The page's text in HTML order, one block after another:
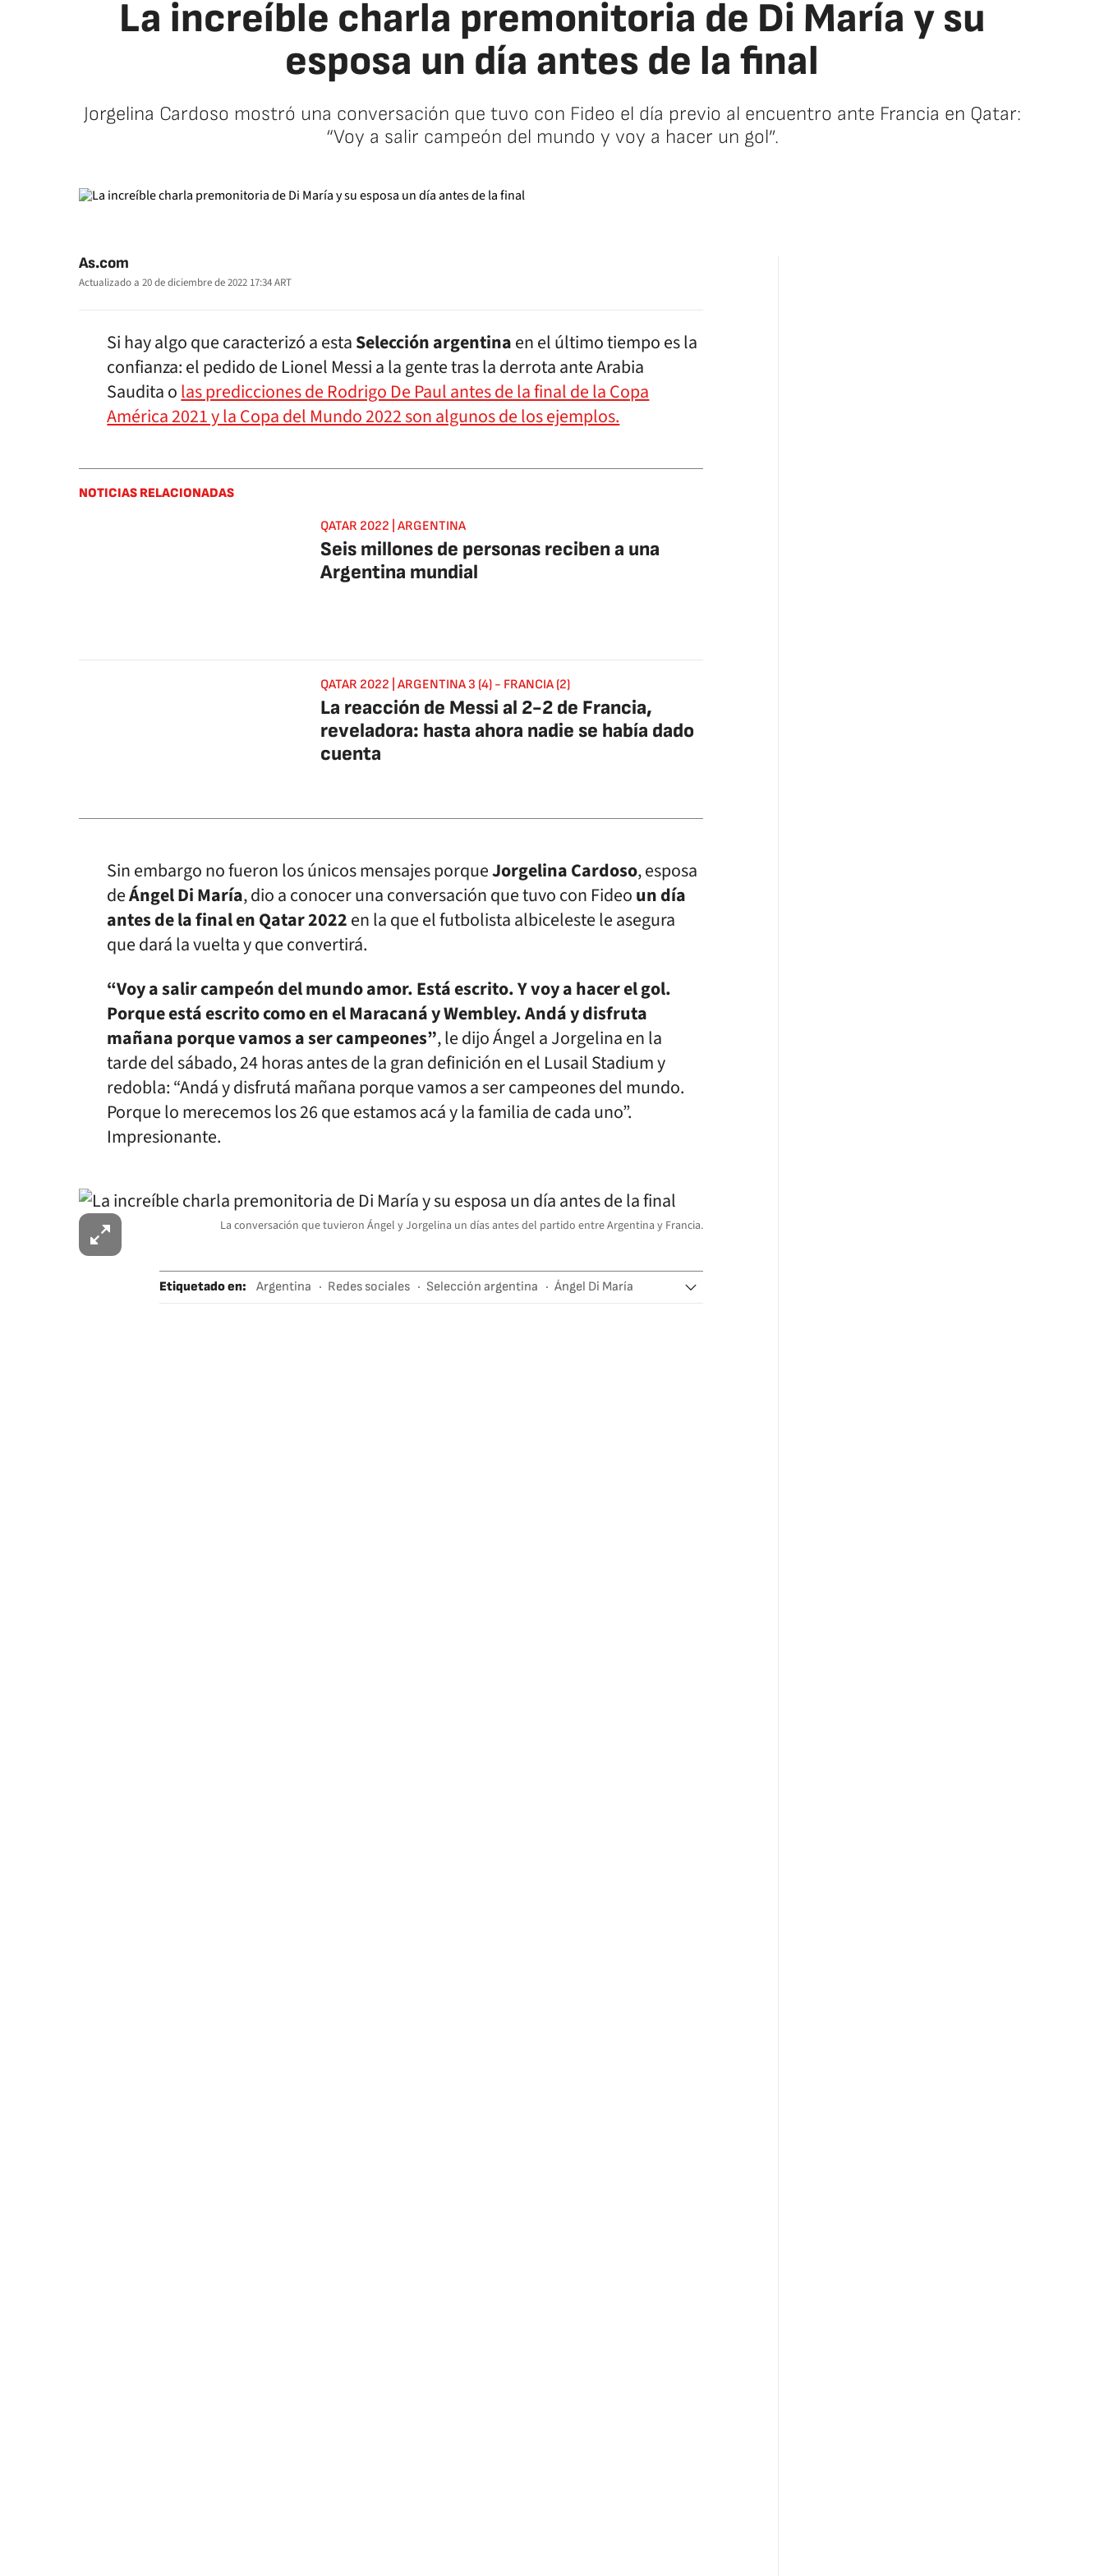
La increíble charla premonitoria de Di María y su
esposa un día antes de la final
Jorgelina Cardoso mostró una conversación que tuvo con Fideo el día previo al encuentro ante Francia en Qatar:
“Voy a salir campeón del mundo y voy a hacer un gol”.
As.com
Actualizado a 20 de diciembre de 2022 17:34ART
Si hay algo que caracterizó a estaSelección argentinaen el último tiempo es la
confianza: el pedido de Lionel Messi a la gente tras la derrota ante Arabia
Saudita olas predicciones de Rodrigo De Paul antes de la final de la Copa
América 2021 y la Copa del Mundo 2022 son algunos de los ejemplos.
NOTICIAS RELACIONADAS
QATAR 2022 | ARGENTINA
Seis millones de personas reciben a una
Argentina mundial
QATAR 2022 | ARGENTINA 3 (4) - FRANCIA (2)
La reacción de Messi al 2-2 de Francia,
reveladora: hasta ahora nadie se había dado
cuenta
Sin embargo no fueron los únicos mensajes porqueJorgelina Cardoso, esposa
deÁngel Di María, dio a conocer una conversación que tuvo con Fideoun día
antes de la final en Qatar 2022en la que el futbolista albiceleste le asegura
que dará la vuelta y que convertirá.
“Voy a salir campeón del mundo amor. Está escrito. Y voy a hacer el gol.
Porque está escrito como en el Maracaná y Wembley. Andá y disfruta
mañana porque vamos a ser campeones”, le dijo Ángel a Jorgelina en la
tarde del sábado, 24 horas antes de la gran definición en el Lusail Stadium y
redobla: “Andá y disfrutá mañana porque vamos a ser campeones del mundo.
Porque lo merecemos los 26 que estamos acá y la familia de cada uno”.
Impresionante.
La conversación que tuvieron Ángel y Jorgelina un días antes del partido entre Argentina y Francia.
Etiquetado en: Argentina Redes sociales Selección argentina
Ángel Di María